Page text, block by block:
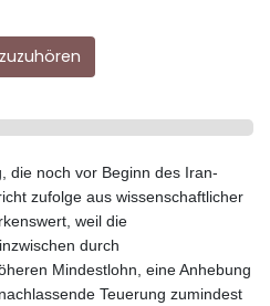
die noch vor Beginn des Iran-
zufolge aus wissenschaftlicher
weil die
durch
Mindestlohn, eine Anhebung
Teuerung zumindest